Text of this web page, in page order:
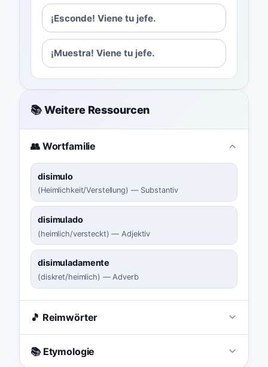
¡Esconde! Viene tu jefe.
¡Muestra! Viene tu jefe.
📚 Weitere Ressourcen
👥 Wortfamilie
disimulo
(Heimlichkeit/Verstellung) — Substantiv
disimulado
(heimlich/versteckt) — Adjektiv
disimuladamente
(diskret/heimlich) — Adverb
🎵 Reimwörter
📚 Etymologie